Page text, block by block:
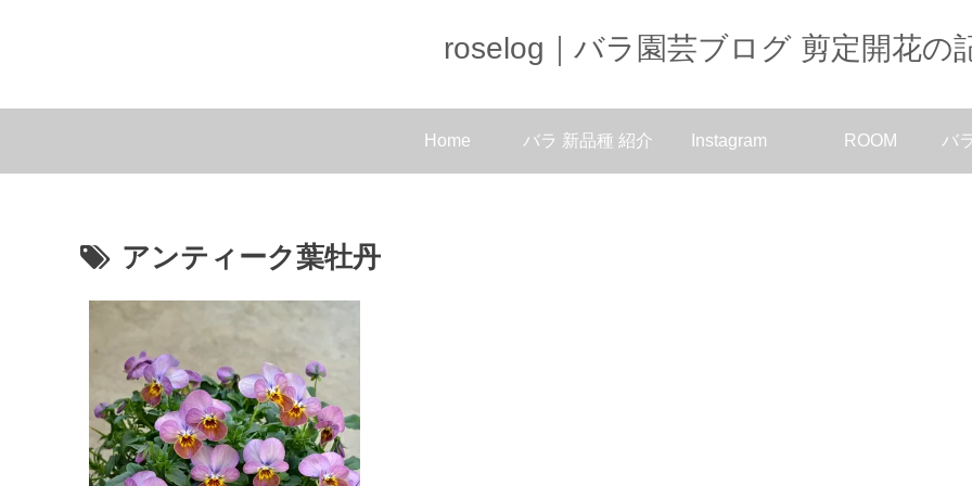
roselog｜バラ園芸ブログ 剪定開花の
Home バラ 新品種 紹介 Instagram ROOM バ
アンティーク葉牡丹